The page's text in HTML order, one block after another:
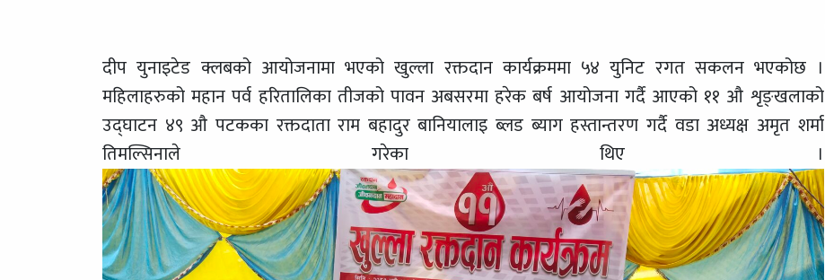
दीप युनाइटेड क्लबको आयोजनामा भएको खुल्ला रक्तदान कार्यक्रममा ५४ युनिट रगत सकलन भएकोछ ।
महिलाहरुको महान पर्व हरितालिका तीजको पावन अबसरमा हरेक बर्ष आयोजना गर्दै आएको ११ औ शृङ्खलाको
उद्घाटन ४९ औ पटकका रक्तदाता राम बहादुर बानियालाइ ब्लड ब्याग हस्तान्तरण गर्दै वडा अध्यक्ष अमृत शर्मा
तिमल्सिनाले गरेका थिए ।